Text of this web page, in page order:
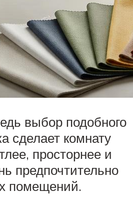
выбор подобного
сделает комнату
просторнее и
предпочтительно
помещений.